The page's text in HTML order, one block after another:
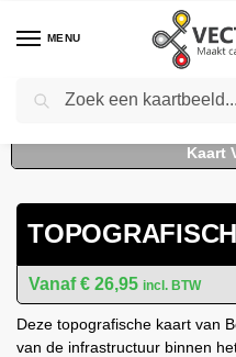
MENU
Home Kaarten - Topografische
€ 26,95 incl. BTW
Deze topografische kaart van
van de infrastructuur binnen